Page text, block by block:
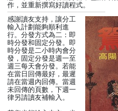
作，並重新撰寫好讀程式。
感謝讀友支持，讓分工
輸入計劃能夠順利進
行。分發方式為二：即
時分發和固定分發。即
時分發是二小時內會分
發，固定分發是週一至
週三每天會分發。若能
在當日回傳最好，最遲
請在當週內回傳。當週
未回傳的頁數，下週一
律另請讀友補輸入。